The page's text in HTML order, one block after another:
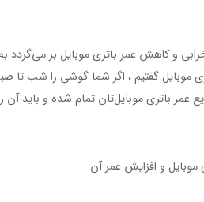
و کاهش عمر باتری موبایل بر
موبایل گفتیم ، اگر شما گوشی را شب تا
عمر باتری موبایل‌تان تمام شده و باید
و افزایش عمر آن